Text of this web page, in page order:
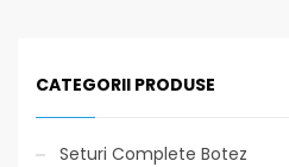
CATEGORII PRODUSE
Seturi Complete Botez